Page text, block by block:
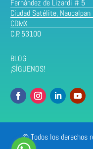
Fernández de Lizardi # 5
Ciudad Satélite, Naucalpan
CDMX
C.P. 53100
BLOG
¡SÍGUENOS!
© Todos los derechos